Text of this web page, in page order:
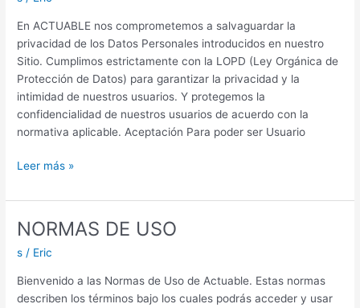
ser
el
Presidente
de
Honor
de
WWF
España
En ACTUABLE nos comprometemos a salvaguardar la
privacidad de los Datos Personales introducidos en nuestro
Sitio. Cumplimos estrictamente con la LOPD (Ley Orgánica de
Protección de Datos) para garantizar la privacidad y la
intimidad de nuestros usuarios. Y protegemos la
confidencialidad de nuestros usuarios de acuerdo con la
normativa aplicable. Aceptación Para poder ser Usuario
POLÍTICA
PRIVACIDAD
PROTECCIÓN
DE
PERSONALES
Leer más »
NORMAS DE USO
s / Eric
Bienvenido a las Normas de Uso de Actuable. Estas normas
describen los términos bajo los cuales podrás acceder y usar